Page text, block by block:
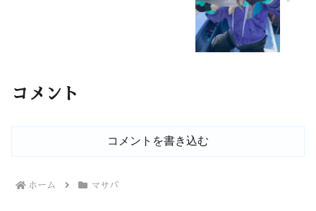
コメント
コメントを書き込む
ホーム マサバ